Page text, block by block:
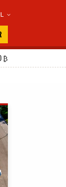

₿